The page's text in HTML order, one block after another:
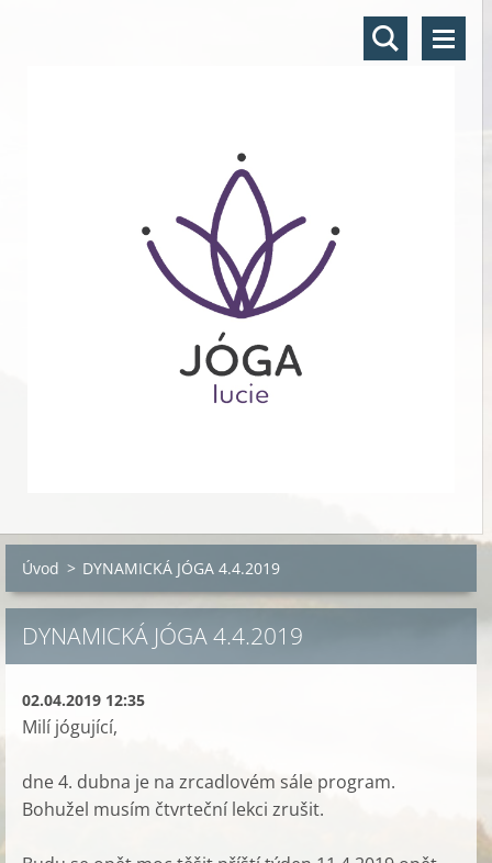
Úvod > DYNAMICKÁ JÓGA 4.4.2019
DYNAMICKÁ JÓGA 4.4.2019
02.04.2019 12:35
Milí jógující,
dne 4. dubna je na zrcadlovém sále program.
Bohužel musím čtvrteční lekci zrušit.